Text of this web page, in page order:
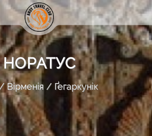
НОРАТУС
Вірменія Ґегаркунік